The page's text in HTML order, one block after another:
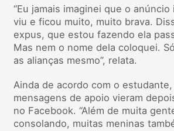
“Eu jamais imaginei que o anúncio
viu e ficou muito, muito brava.
expus, que estou fazendo ela
Mas nem o nome dela coloquei.
as alianças mesmo”, relata.
Ainda de acordo com o
mensagens de apoio vieram
no Facebook. “Além de muita
consolando, muitas meninas